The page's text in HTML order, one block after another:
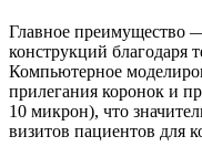
Главное преимущество
конструкций благодаря
Компьютерное
прилегания коронок и
10 микрон), что
визитов пациентов для